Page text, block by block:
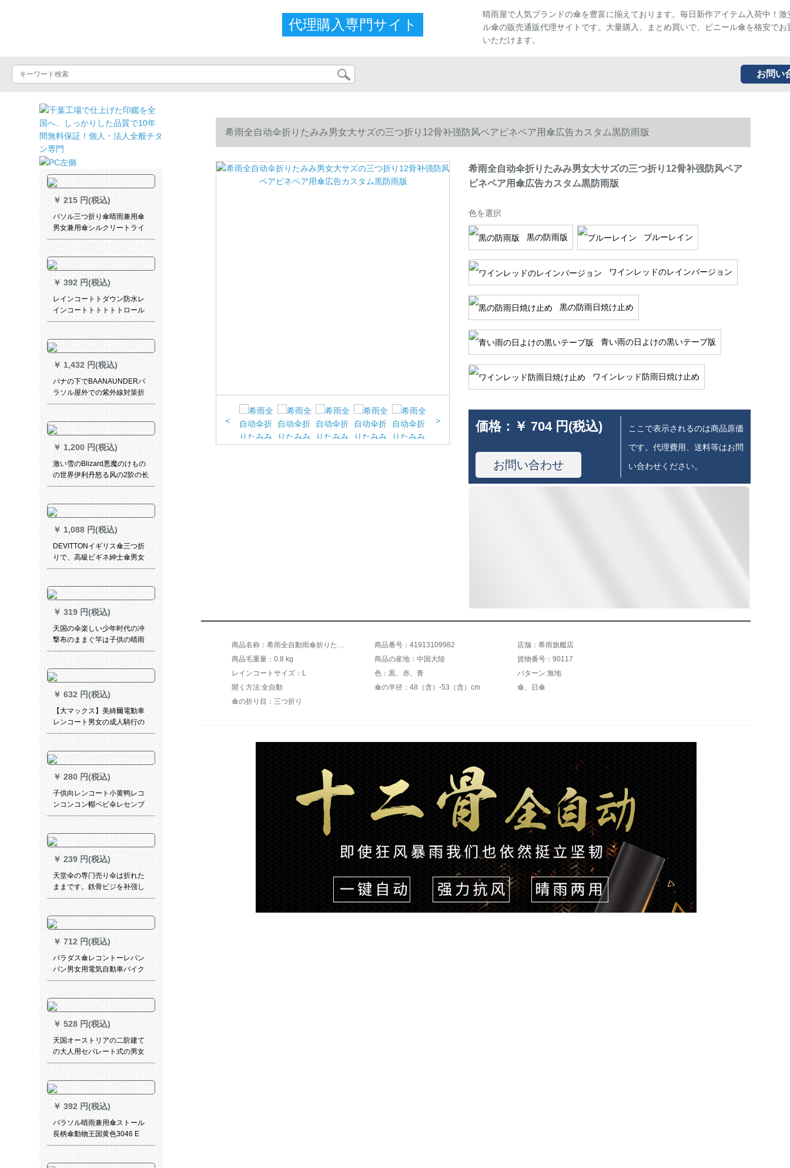
代理購入専門サイト
晴雨屋で人気ブランドの傘を豊富に揃えております。毎日新作アイテム入荷中！激
ル傘の販売通販代理サイトです。大量購入、まとめ買いで、ビニール傘を格安でお
いただけます。
お問い
￥ 215 円(税込)
パソル三つ折り傘晴雨兼用傘
男女兼用傘シルクリートライ
ト339 S
￥ 392 円(税込)
レインコートトダウン防水レ
インコートトトトトトロール
アール服XLレインレース
￥ 1,432 円(税込)
パナの下でBAANAUNDERパ
ラソル屋外での紫外線対策折
られたみ傘晴雨兼用ミニラト
￥ 1,200 円(税込)
激い雪のBlizard悪魔のけもの
の世界伊利丹怒る风の2阶の长
い柄の伞伊利丹の伞の悪魔の
￥ 1,088 円(税込)
DEVITTONイギリス傘三つ折
りで、高級ビギネ紳士傘男女
兼用の大型傘が自動的に開
￥ 319 円(税込)
天国の伞楽しい少年时代の冲
撃布のままぐ竿は子供の晴雨
兼用伞を开きます。
￥ 632 円(税込)
【大マックス】美綺爾電動車
レンコート男女の成人騎行の
シングリククトラックトラッ
ークバッグ
￥ 280 円(税込)
子供向レンコート小黄鸭レコ
ンコンコン帽ベビ伞レセンブ
イ幼稚园の震音と同じ男女の
赤のUFOライト小学生防水S
セイズ身长85-120 cm
￥ 239 円(税込)
天堂伞の専门売り伞は折れた
ままです。鉄骨ビジを补强し
ます。男性女性3311 Eは、純
二人でです。1-2人は紺を使い
ます。
￥ 712 円(税込)
パラダス傘レコントーレパン
パン男女用電気自動車バイク
レースレース2 A特蔵青XLコ
￥ 528 円(税込)
天国オーストリアの二阶建て
の大人用セパレート式の男女
电气自动车のポンチ21-7 AXジ
（180-185）
￥ 392 円(税込)
パラソル晴雨兼用傘ストール
長柄傘動物王国黄色3046 E
希雨全自动伞折りたみみ男女大サズの三つ折り12骨补强防风ペアビネペア用傘広告カスタム黒防雨版
< >
希雨全自动伞折りたみみ男女大サズの三つ折り12骨补强防风ペア
ビネペア用傘広告カスタム黒防雨版
色を選択
黒の防雨版 ブルーレイン
ワインレッドのレインバージョン
黒の防雨日焼け止め
青い雨の日よけの黒いテープ版
ワインレッド防雨日焼け止め
価格： ￥ 704 円(税込)
お問い合わせ
ここで表示されるのは商品原価
です。代理費用、送料等はお問
い合わせください。
商品名称：希雨全自動雨傘折りたたみ男女大サイズ三つ折り12骨補強防風ペアビジネス晴雨両用傘広告カスタム黒防雨版 商品番号：41913109982
店舗：希雨旗艦店
商品毛重量：0.8 kg
商品の産地：中国大陸
貨物番号：90117
レインコートサイズ：L
色：黒、赤、青
パターン:無地
開く方法:全自動
傘の半径：48（含）-53（含）cm
傘、日傘
傘の折り目：三つ折り